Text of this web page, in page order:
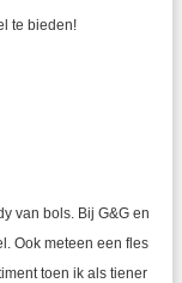
te bieden!
van bols. Bij G&G en
Ook meteen een fles
toen ik als tiener